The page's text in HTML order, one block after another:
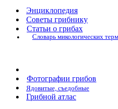
Энциклопедия
Советы грибнику
Статьи о грибах
Словарь микологических
Фотографии грибов
Ядовитые, съедобные
Грибной атлас